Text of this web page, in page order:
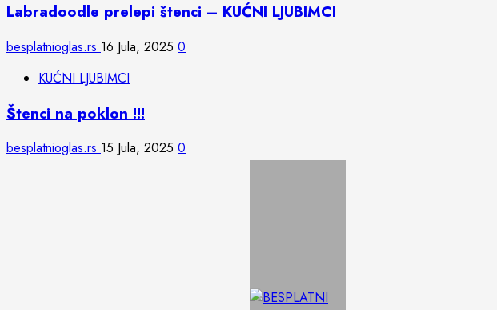
Labradoodle prelepi štenci – KUĆNI LJUBIMCI
besplatnioglas.rs 16 Jula, 2025 0
KUĆNI LJUBIMCI
Štenci na poklon !!!
besplatnioglas.rs 15 Jula, 2025 0